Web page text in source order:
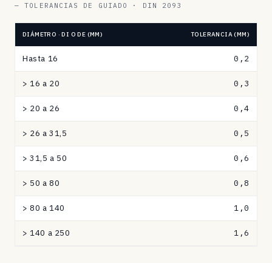
— TOLERANCIAS DE GUIADO · DIN 2093
Tolerancias
guiado
diámetro
exterior
según
DIN
DIN
DIÁMETRO · DI O DE (MM) TOLERANCIA (MM)
Hasta 16 0,2
> 16 a 20 0,3
> 20 a 26 0,4
> 26 a 31,5 0,5
> 31,5 a 50 0,6
> 50 a 80 0,8
> 80 a 140 1,0
> 140 a 250 1,6